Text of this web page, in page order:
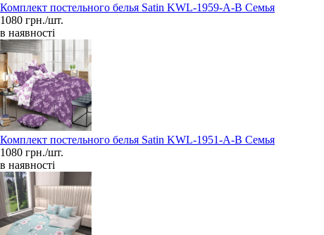
Комплект постельного белья Satin KWL-1959-A-B Семья
1080 грн./шт.
в наявності
Комплект постельного белья Satin KWL-1951-A-B Семья
1080 грн./шт.
в наявності